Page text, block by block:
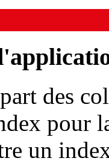
des
pour
un